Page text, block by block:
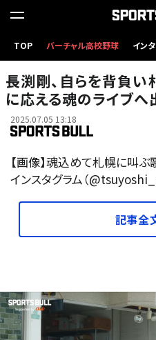
TOP バーチャル高校野球 イン
長渕剛、自らを背負い
に応える魂のライブへ
2025.07.05 13:18
【画像】魂込めて札幌に叫
インスタグラム（
記事全